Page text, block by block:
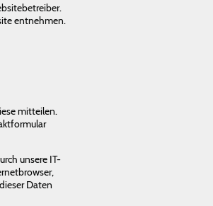
entnehmen.
mitteilen.
unsere IT-
Daten